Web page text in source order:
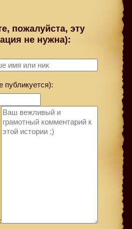
пожалуйста, эту
не нужна):
публикуется):